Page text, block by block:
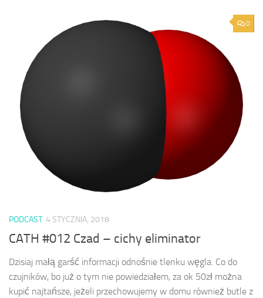
0
PODCAST 4 STYCZNIA, 2018
CATH #012 Czad – cichy eliminator
Dzisiaj małą garść informacji odnośnie tlenku węgla. Co do
czujników, bo już o tym nie powiedziałem, za ok 50zł można
kupić najtańsze, jeżeli przechowujemy w domu również butle z